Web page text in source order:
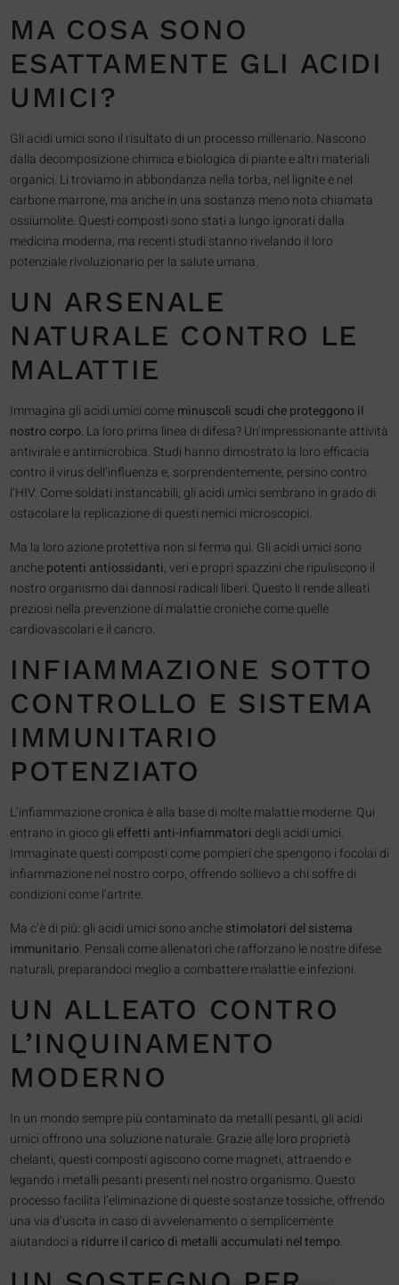
MA COSA SONO
ESATTAMENTE GLI ACIDI
UMICI?
Gli acidi umici sono il risultato di un processo millenario. Nascono
dalla decomposizione chimica e biologica di piante e altri materiali
organici. Li troviamo in abbondanza nella torba, nel lignite e nel
carbone marrone, ma anche in una sostanza meno nota chiamata
ossiumolite. Questi composti sono stati a lungo ignorati dalla
medicina moderna, ma recenti studi stanno rivelando il loro
potenziale rivoluzionario per la salute umana.
UN ARSENALE
NATURALE CONTRO LE
MALATTIE
Immagina gli acidi umici comeminuscoli scudi che proteggono il
nostro corpo. La loro prima linea di difesa? Un’impressionante attività
antivirale e antimicrobica. Studi hanno dimostrato la loro efficacia
contro il virus dell’influenza e, sorprendentemente, persino contro
l’HIV. Come soldati instancabili, gli acidi umici sembrano in grado di
ostacolare la replicazione di questi nemici microscopici.
Ma la loro azione protettiva non si ferma qui. Gli acidi umici sono
anchepotenti antiossidanti, veri e propri spazzini che ripuliscono il
nostro organismo dai dannosi radicali liberi. Questo li rende alleati
preziosi nella prevenzione di malattie croniche come quelle
cardiovascolari e il cancro.
INFIAMMAZIONE SOTTO
CONTROLLO E SISTEMA
IMMUNITARIO
POTENZIATO
L’infiammazione cronica è alla base di molte malattie moderne. Qui
entrano in gioco gli effetti anti-infiammatori degli acidi umici.
Immaginate questi composti come pompieri che spengono i focolai di
infiammazione nel nostro corpo, offrendo sollievo a chi soffre di
condizioni come l’artrite.
Ma c’è di più: gli acidi umici sono anchestimolatori del sistema
immunitario. Pensali come allenatori che rafforzano le nostre difese
naturali, preparandoci meglio a combattere malattie e infezioni.
UN ALLEATO CONTRO
L’INQUINAMENTO
MODERNO
In un mondo sempre più contaminato da metalli pesanti, gli acidi
umici offrono una soluzione naturale. Grazie alle loro proprietà
chelanti, questi composti agiscono come magneti, attraendo e
legando i metalli pesanti presenti nel nostro organismo. Questo
processo facilita l’eliminazione di queste sostanze tossiche, offrendo
una via d’uscita in caso di avvelenamento o semplicemente
aiutandoci a ridurre il carico di metalli accumulati nel tempo.